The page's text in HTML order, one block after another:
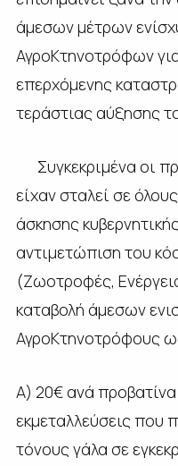
άµεσων µέτρων
ΑγροΚτηνοτρόφων
επερχόµενης
τεράστιας αύξησης
Συγκεκριμένα οι
είχαν σταλεί σε
άσκησης
αντιµετώπιση του
(Ζωοτροφές,
καταβολή άµεσων
ΑγροΚτηνοτρόφους
Α) 20€ ανά προβατίνα
εκμεταλλεύσεις που
τόνους γάλα σε